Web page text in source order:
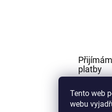
Tento web
webu
platby